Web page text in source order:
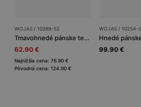
WOJAS / 10269-52
Tmavohnedé pánske tenisky
62.90 €
Najnižšia cena: 76.90 €
Pôvodná cena: 124.90 €
WOJAS / 10254-
99.90 €